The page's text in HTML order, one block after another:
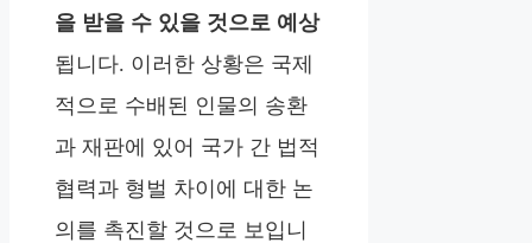
을 받을 수 있을 것으로 예상
됩니다. 이러한 상황은 국제
적으로 수배된 인물의 송환
과 재판에 있어 국가 간 법적
협력과 형벌 차이에 대한 논
의를 촉진할 것으로 보입니